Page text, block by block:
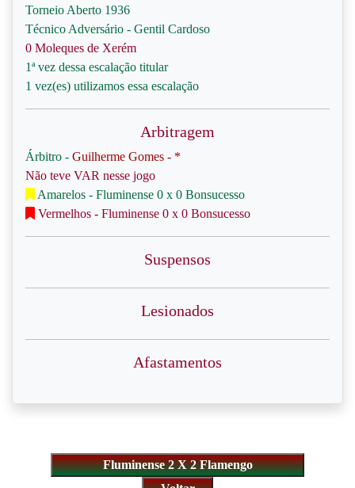
Torneio Aberto 1936
Técnico Adversário - Gentil Cardoso
0 Moleques de Xerém
1ª vez dessa escalação titular
1 vez(es) utilizamos essa escalação
Arbitragem
Árbitro - Guilherme Gomes - *
Não teve VAR nesse jogo
Amarelos - Fluminense 0 x 0 Bonsucesso
Vermelhos - Fluminense 0 x 0 Bonsucesso
Suspensos
Lesionados
Afastamentos